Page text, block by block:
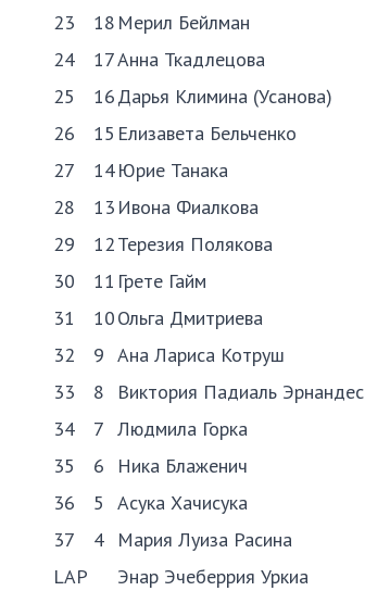
23
18 Мерил Бейлман
24
17Анна Ткадлецова
25
16Дарья Климина (Усанова)
26
15 Елизавета Бельченко
27
14Юрие Танака
28
13 Ивона Фиалкова
29
12Терезия Полякова
30
11 Грете Гайм
31
10Ольга Дмитриева
32
9 Ана Лариса Котруш
33
8 Виктория Падиаль Эрнандес
34
7 Людмила Горка
35
6 Ника Блаженич
36
5 Асука Хачисука
37
4 Мария Луиза Расина
LAP
Энар Эчеберрия Уркиа